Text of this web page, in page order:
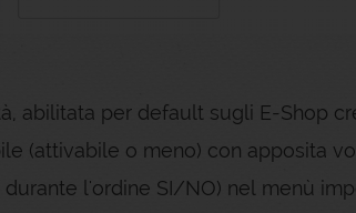
abilitata per default sugli E-Shop
(attivabile o meno) con apposita
l'ordine SI/NO) nel menù